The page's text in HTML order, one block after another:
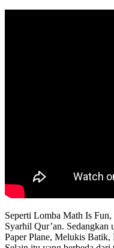
Seperti Lomba Math Is
Syarhil Qur’an.
Paper Plane, Melukis Batik,